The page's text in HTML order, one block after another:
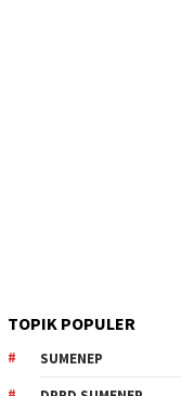
TOPIK POPULER
SUMENEP